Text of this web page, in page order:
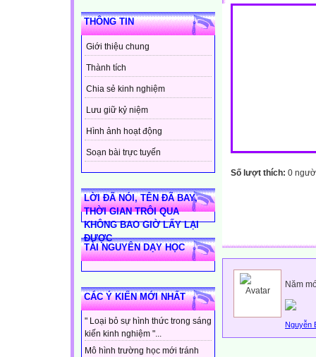
THÔNG TIN
Giới thiệu chung
Thành tích
Chia sẻ kinh nghiệm
Lưu giữ kỷ niệm
Hình ảnh hoạt động
Soạn bài trực tuyến
LỜI ĐÃ NÓI, TÊN ĐÃ BAY,
THỜI GIAN TRÔI QUA
KHÔNG BAO GIỜ LẤY LẠI
ĐƯỢC
TÀI NGUYÊN DẠY HỌC
CÁC Ý KIẾN MỚI NHẤT
" Loại bỏ sự hình thức trong sáng
kiến kinh nghiệm "...
Mô hình trường học mới tránh
Số lượt thích: 0
Năm
Nguyễn